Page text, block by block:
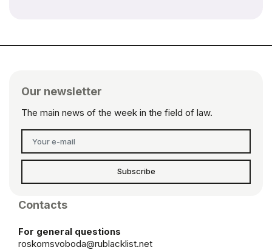
Our newsletter
The main news of the week in the field of law.
Subscribe
Contacts
For general questions
roskomsvoboda@rublacklist.net